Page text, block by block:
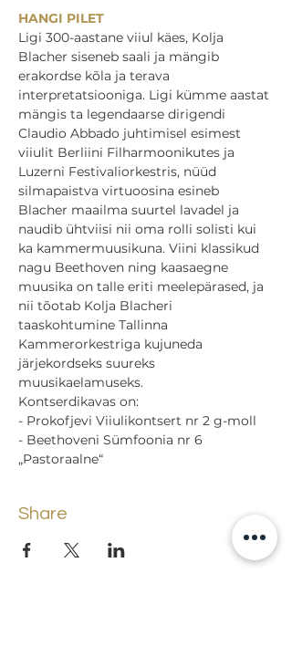
HANGI PILET
Ligi 300-aastane viiul käes, Kolja
Blacher siseneb saali ja mängib
erakordse kõla ja terava
interpretatsiooniga. Ligi kümme aastat
mängis ta legendaarse dirigendi
Claudio Abbado juhtimisel esimest
viiulit Berliini Filharmoonikutes ja
Luzerni Festivaliorkestris, nüüd
silmapaistva virtuoosina esineb
Blacher maailma suurtel lavadel ja
naudib ühtviisi nii oma rolli solisti kui
ka kammermuusikuna. Viini klassikud
nagu Beethoven ning kaasaegne
muusika on talle eriti meelepärased, ja
nii tõotab Kolja Blacheri
taaskohtumine Tallinna
Kammerorkestriga kujuneda
järjekordseks suureks
muusikaelamuseks.
Kontserdikavas on:
- Prokofjevi Viiulikontsert nr 2 g-moll
- Beethoveni Sümfoonia nr 6
„Pastoraalne“
Share